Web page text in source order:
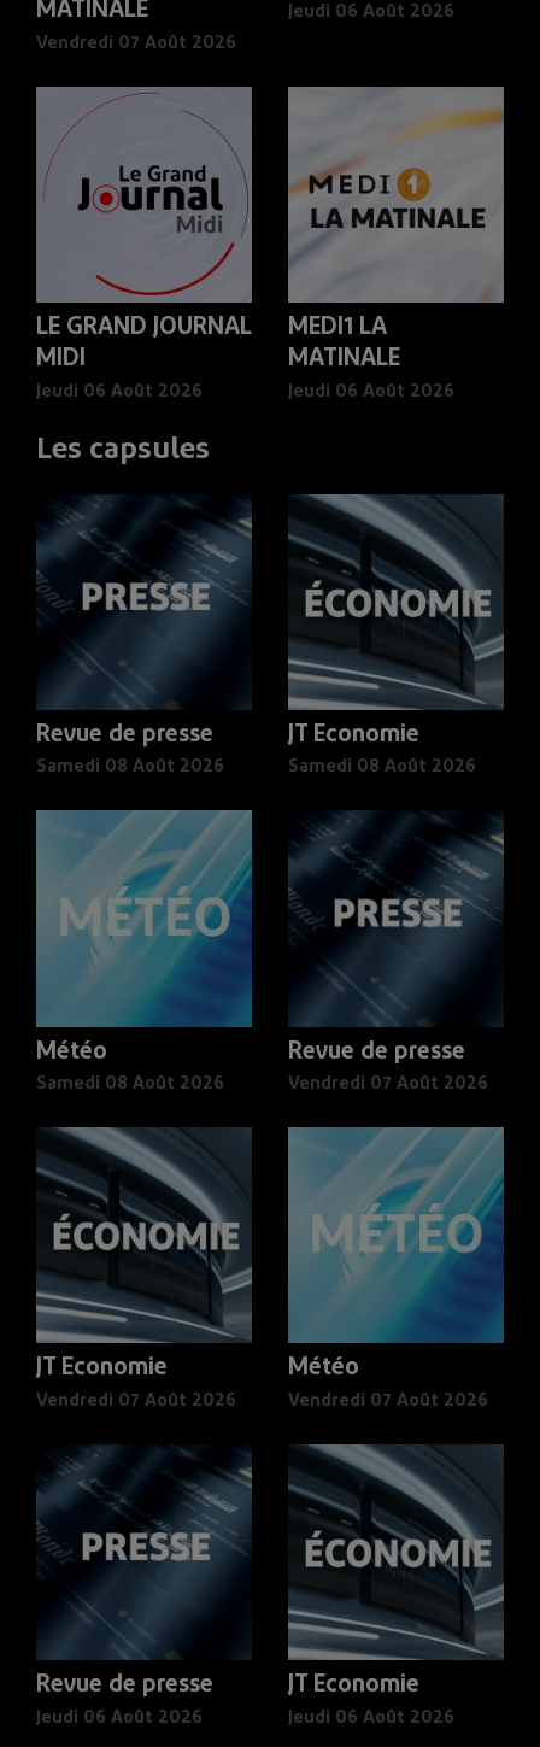
MATINALE
Vendredi 07 Août 2026
Jeudi 06 Août 2026
LE GRAND JOURNAL
MIDI
Jeudi 06 Août 2026
MEDI1 LA
MATINALE
Jeudi 06 Août 2026
Les capsules
Revue de presse
Samedi 08 Août 2026
JT Economie
Samedi 08 Août 2026
Météo
Samedi 08 Août 2026
Revue de presse
Vendredi 07 Août 2026
JT Economie
Vendredi 07 Août 2026
Météo
Vendredi 07 Août 2026
Revue de presse
Jeudi 06 Août 2026
JT Economie
Jeudi 06 Août 2026